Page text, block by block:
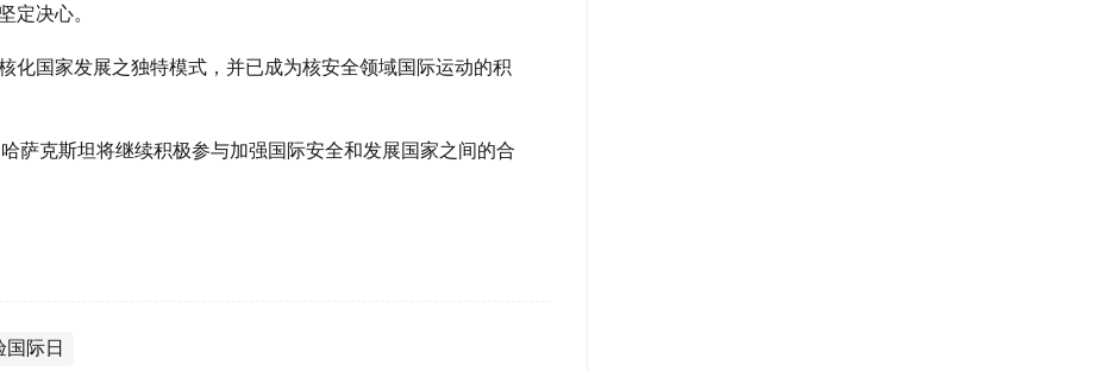
定决心。
化国家发展之独特模式，并已成为核安全领域国际运动的积
萨克斯坦将继续积极参与加强国际安全和发展国家之间的合
际日